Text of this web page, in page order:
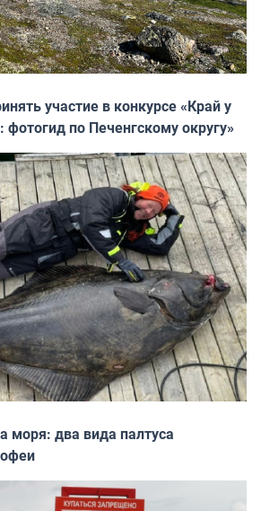
участие в конкурсе «Край у
по Печенгскому округу»
моря: два вида палтуса